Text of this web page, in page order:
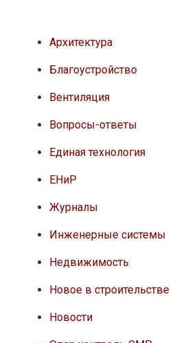
Архитектура
Благоустройство
Вентиляция
Вопросы-ответы
Единая технология
ЕНиР
Журналы
Инженерные системы
Недвижимость
Новое в строительстве
Новости